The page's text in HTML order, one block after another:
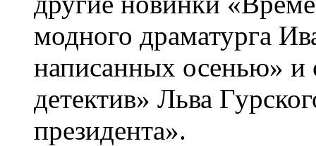
модного драматурга
написанных осенью»
детектив» Льва
президента».